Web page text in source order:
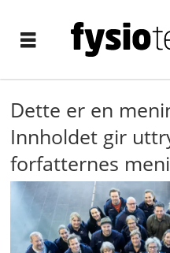
Dette er en
Innholdet gir
forfatternes